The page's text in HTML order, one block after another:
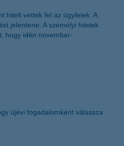
hitelt vettek fel az ügyfelek. A
jelentene. A személyi hitelek
hogy idén november-
újévi fogadalomként válassza